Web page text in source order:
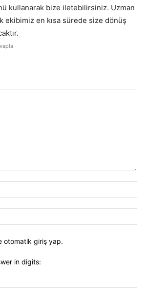
kullanarak bize iletebilirsiniz. Uzman
ekibimiz en kısa sürede size dönüş
otomatik giriş yap.
in digits: